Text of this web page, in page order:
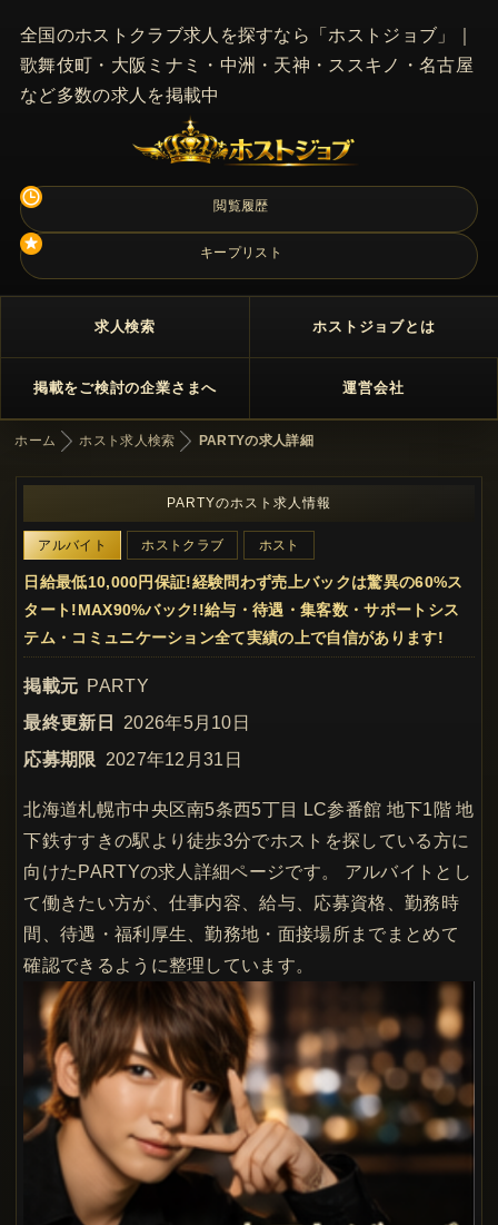
全国のホストクラブ求人を探すなら「ホストジョブ」｜
歌舞伎町・大阪ミナミ・中洲・天神・ススキノ・名古屋
など多数の求人を掲載中
閲覧履歴
キープリスト
求人検索 ホストジョブとは
掲載をご検討の企業さまへ 運営会社
ホーム ホスト求人検索 PARTYの求人詳細
PARTYのホスト求人情報
アルバイト ホストクラブ ホスト
日給最低10,000円保証!経験問わず売上バックは驚異の60%ス
タート!MAX90%バック!!給与・待遇・集客数・サポートシス
テム・コミュニケーション全て実績の上で自信があります!
掲載元 PARTY
最終更新日
2026年5月10日
応募期限
2027年12月31日
北海道札幌市中央区南5条西5丁目 LC参番館 地下1階 地
下鉄すすきの駅より徒歩3分でホストを探している方に
向けたPARTYの求人詳細ページです。 アルバイトとし
て働きたい方が、仕事内容、給与、応募資格、勤務時
間、待遇・福利厚生、勤務地・面接場所までまとめて
確認できるように整理しています。